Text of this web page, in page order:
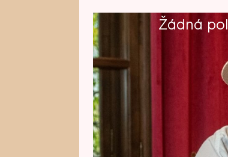
Žádná
Hudebník Ondřej
Taťánou Kuchařovou
komentovat. Jenže teď
své exmanželky, která
rozhovor. Mimo jiné
ve směsici lží a